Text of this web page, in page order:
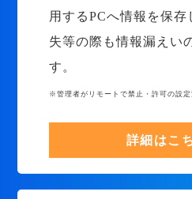
用するPCへ情報を保
失等の際も情報漏えい
す。
※管理者がリモートで禁止・許可の設定
詳細はこ